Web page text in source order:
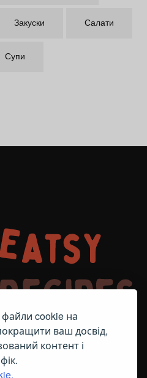
cookie на
ваш досвід,
контент і
Закуски Салати
Супи